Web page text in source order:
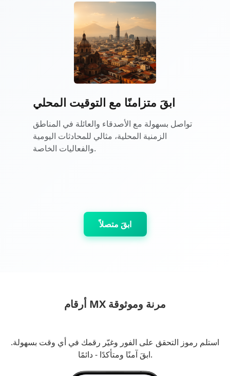
ابقَ متزامنًا مع التوقيت المحلي
تواصل بسهولة مع الأصدقاء والعائلة في المناطق
الزمنية المحلية، مثالي للمحادثات اليومية
والفعاليات الخاصة.
ابقَ متصلاً
أرقام MX مرنة وموثوقة
استلم رموز التحقق على الفور وغيّر رقمك في أي وقت بسهولة.
ابقَ آمنًا ومتأكدًا - دائمًا.